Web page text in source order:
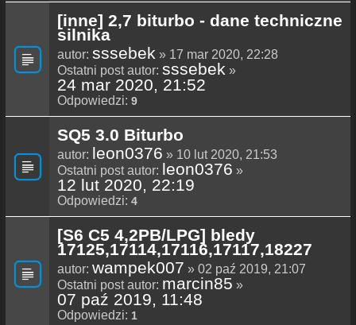
[inne] 2,7 biturbo - dane techniczne
silnika
autor: sssebek » 17 mar 2020, 22:28
Ostatni post autor: sssebek »
24 mar 2020, 21:52
Odpowiedzi: 9
SQ5 3.0 Biturbo
autor: leon0376 » 10 lut 2020, 21:53
Ostatni post autor: leon0376 »
12 lut 2020, 22:19
Odpowiedzi: 4
[S6 C5 4,2PB/LPG] bledy
17125,17114,17116,17117,18227
autor: wampek007 » 02 paź 2019, 21:07
Ostatni post autor: marcin85 »
07 paź 2019, 11:48
Odpowiedzi: 1